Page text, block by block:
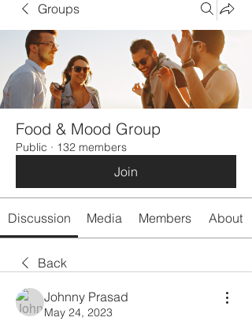
Groups
Food & Mood Group
Public · 132 members
Join
Discussion Media Members About
Back
Johnny Prasad
May 24, 2023